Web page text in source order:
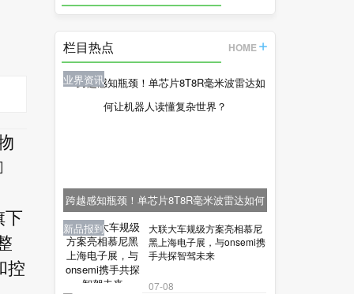
下
控
栏目热点 HOME
业界资讯
跨越感知瓶颈！单芯片8T8R毫米波雷达如何
让机器人读懂复杂世界？
业界资讯
大联大车规级方案亮相慕尼
黑上海电子展，与onsemi携
手共探智驾未来
07-08
业界资讯
业界资讯
新品报到
新品报到